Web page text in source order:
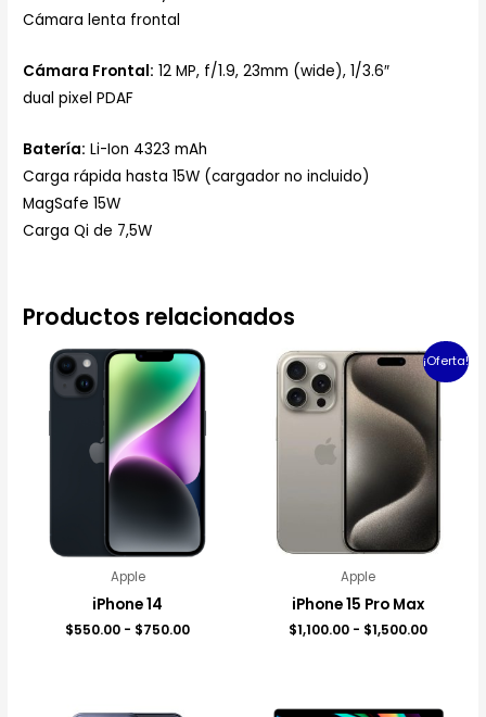
Cámara lenta frontal
Cámara Frontal: 12 MP, f/1.9, 23mm (wide), 1/3.6″
dual pixel PDAF
Batería: Li-Ion 4323 mAh
Carga rápida hasta 15W (cargador no incluido)
MagSafe 15W
Carga Qi de 7,5W
Productos relacionados
Apple
iPhone 14
$550.00 - $750.00
Rango
de
precios:
desde
$550.00
hasta
¡Oferta!
Apple
iPhone 15 Pro Max
$1,100.00 - $1,500.00
Rango
de
desde
hasta